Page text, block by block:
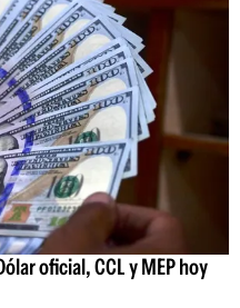
oficial, CCL y MEP hoy